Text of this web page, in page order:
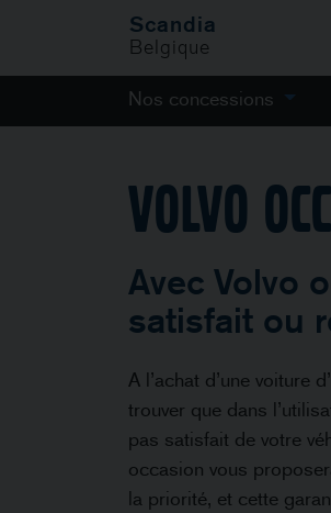
Scandia
Belgique
Nos concessions
Volvo
Avec Volvo
satisfait ou
A l’achat d’une voiture
trouver que dans
pas satisfait de votre
occasion vous
la priorité, et cette